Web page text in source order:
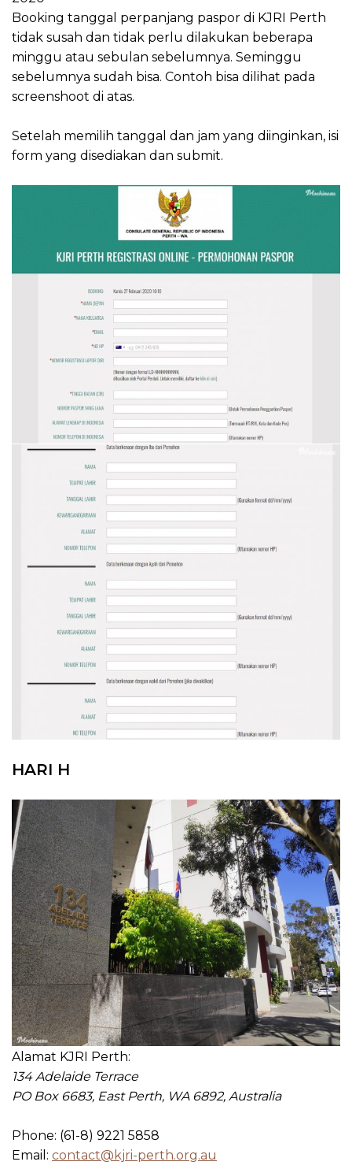
Booking tanggal perpanjang paspor di KJRI Perth
tidak susah dan tidak perlu dilakukan beberapa
minggu atau sebulan sebelumnya. Seminggu
sebelumnya sudah bisa. Contoh bisa dilihat pada
screenshoot di atas.
Setelah memilih tanggal dan jam yang diinginkan, isi
form yang disediakan dan submit.
HARI H
Alamat KJRI Perth:
134 Adelaide Terrace
PO Box 6683, East Perth, WA 6892, Australia
Phone: (61-8) 9221 5858
Email: contact@kjri-perth.org.au